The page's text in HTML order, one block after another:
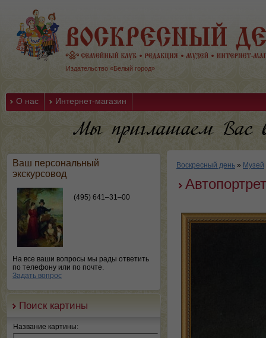
Издательство «Белый город»
О нас Интернет-магазин
Ваш персональный
экскурсовод
(495) 641–31–00
На все ваши вопросы мы рады ответить
по телефону или по почте.
Задать вопрос
Поиск картины
Название картины:
Воскресный день » Музей